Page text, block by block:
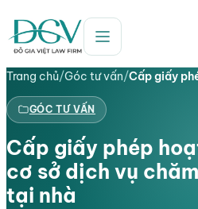
Trang chủ/Góc tư vấn/Cấp giấy
GÓC TƯ VẤN
Cấp giấy phép
cơ sở dịch vụ
tại nhà